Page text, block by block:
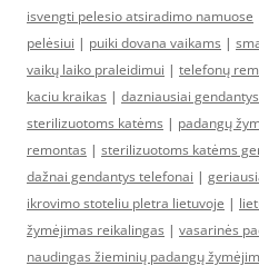
isvengti pelesio atsiradimo namuose
pelėsiui | puiki dovana vaikams |
vaikų laiko praleidimui | telefonų
kaciu kraikas | dazniausiai
sterilizuotoms katėms | padangų
remontas | sterilizuotoms katėms
dažnai gendantys telefonai |
ikrovimo stoteliu pletra lietuvoje |
žymėjimas reikalingas | vasarinės
naudingas žieminių padangų